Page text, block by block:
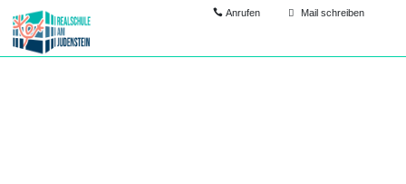
Anrufen Mail schreiben